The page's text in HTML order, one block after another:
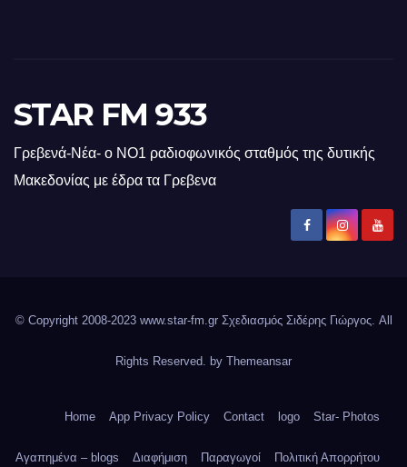
STAR FM 933
Γρεβενά-Νέα- ο ΝΟ1 ραδιοφωνικός σταθμός της δυτικής
Μακεδονίας με έδρα τα Γρεβενα
© Copyright 2008-2023 www.star-fm.gr Σχεδιασμός Σιδέρης Γιώργος. All
Rights Reserved. by Themeansar
Home App Privacy Policy Contact logo Star- Photos
Αγαπημένα – blogs Διαφήμιση Παραγωγοί Πολιτική Απορρήτου